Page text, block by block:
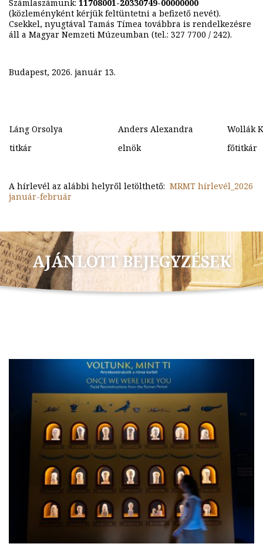
Számlaszámunk: 11708001-20330749-00000000
(közleményként kérjük feltüntetni a befizető nevét).
Csekkel, nyugtával Tamás Tímea továbbra is rendelkezésre
áll a Magyar Nemzeti Múzeumban (tel.: 327 7700 / 242).
Budapest, 2026. január 13.
Láng Orsolya
titkár
Anders Alexandra
elnök
Wollák
főtitkár
A hírlevél az alábbi helyről letölthető: MRMT hírlevél_2026
január-február
AJÁNLOTT BEJEGYZÉSEK